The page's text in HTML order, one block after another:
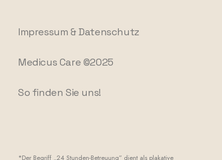
Impressum & Datenschutz
Medicus Care ©2025
So finden Sie uns!
*Der Begriff „24 Stunden-Betreuung” dient als plakative